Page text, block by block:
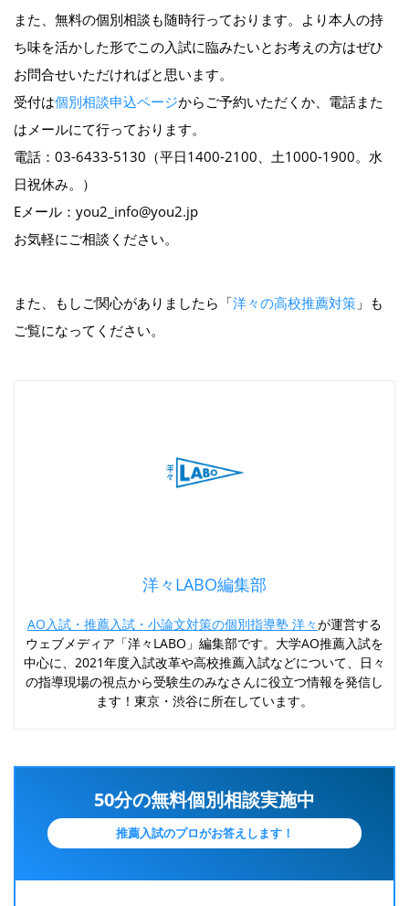
また、無料の個別相談も随時行っております。より本人の持
ち味を活かした形でこの入試に臨みたいとお考えの方はぜひ
お問合せいただければと思います。
受付は個別相談申込ページからご予約いただくか、電話また
はメールにて行っております。
電話：03-6433-5130（平日1400-2100、土1000-1900。水
日祝休み。）
Eメール：you2_info@you2.jp
お気軽にご相談ください。
また、もしご関心がありましたら「洋々の高校推薦対策 」も
ご覧になってください。
洋々LABO編集部
AO入試・推薦入試・小論文対策の個別指導塾 洋々が運営する
ウェブメディア「洋々LABO」編集部です。大学AO推薦入試を
中心に、2021年度入試改革や高校推薦入試などについて、日々
の指導現場の視点から受験生のみなさんに役立つ情報を発信し
ます！東京・渋谷に所在しています。
50分の無料個別相談実施中
推薦入試のプロがお答えします！